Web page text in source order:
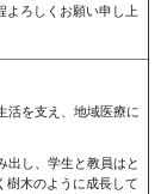
よろしくお願い申し上
活を支え、地域医療に
出し、学生と教員はと
樹木のように成長して